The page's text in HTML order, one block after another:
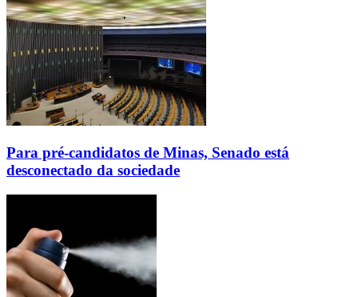
Para pré-candidatos de Minas, Senado está
desconectado da sociedade